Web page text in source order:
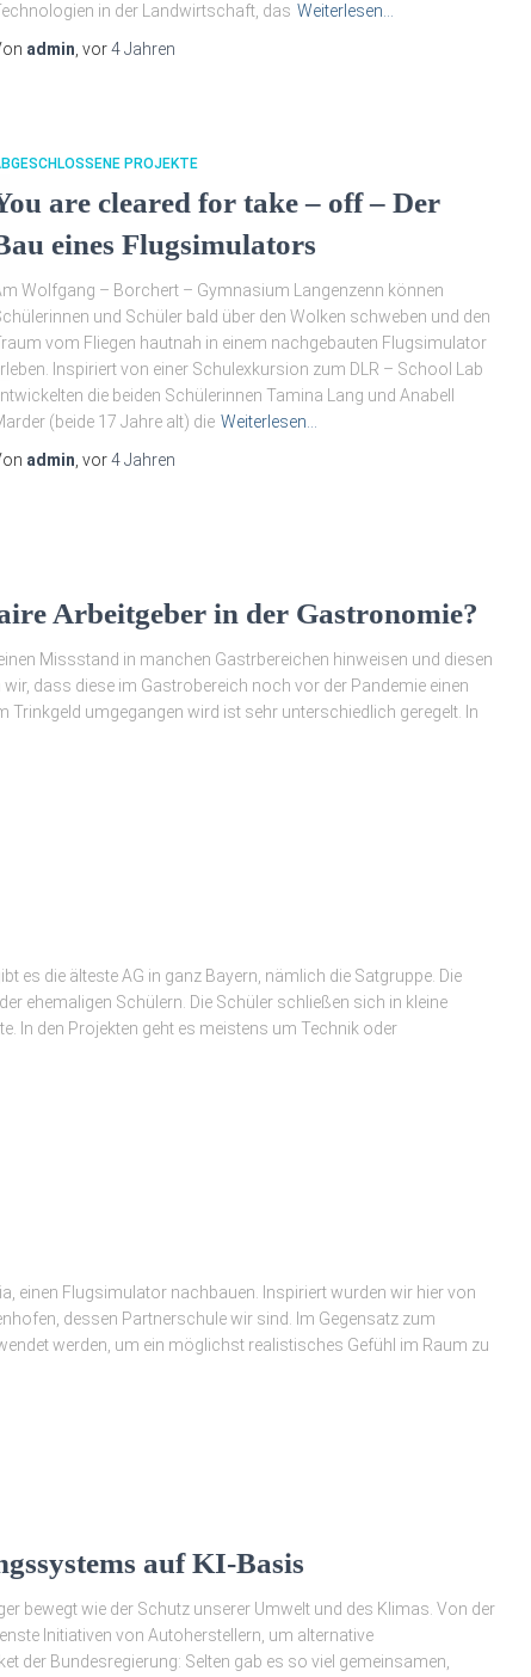
in der Landwirtschaft, das Weiterlesen…
admin , vor4 Jahren
PROJEKTE
are cleared for take – off – Der
eines Flugsimulators
Wolfgang – Borchert – Gymnasium Langenzenn können
und Schüler bald über den Wolken schweben und den
vom Fliegen hautnah in einem nachgebauten Flugsimulator
Inspiriert von einer Schulexkursion zum DLR – School Lab
die beiden Schülerinnen Tamina Lang und Anabell
(beide 17 Jahre alt) die Weiterlesen…
admin , vor4 Jahren
Arbeitgeber in der Gastronomie?
Missstand in manchen Gastrbereichen hinweisen und diesen
dass diese im Gastrobereich noch vor der Pandemie einen
Trinkgeld umgegangen wird ist sehr unterschiedlich geregelt. In
es die älteste AG in ganz Bayern, nämlich die Satgruppe. Die
ehemaligen Schülern. Die Schüler schließen sich in kleine
In den Projekten geht es meistens um Technik oder
einen Flugsimulator nachbauen. Inspiriert wurden wir hier von
dessen Partnerschule wir sind. Im Gegensatz zum
werden, um ein möglichst realistisches Gefühl im Raum zu
auf KI-Basis
bewegt wie der Schutz unserer Umwelt und des Klimas. Von der
Initiativen von Autoherstellern, um alternative
der Bundesregierung: Selten gab es so viel gemeinsamen,